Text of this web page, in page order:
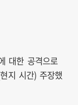
대한 공격으로
지 시간) 주장했